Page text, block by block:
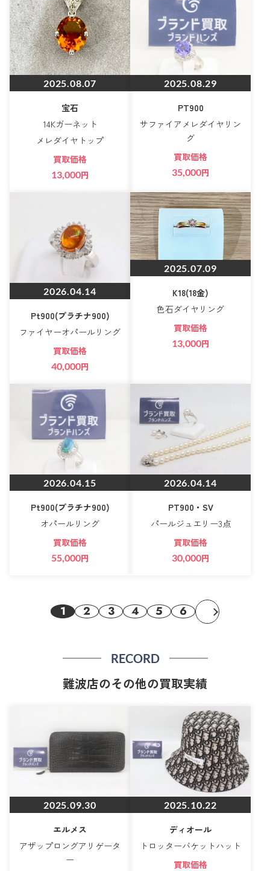
2025.08.07
宝石
14Kガーネット
メレダイヤトップ
買取価格
13,000円
2025.08.29
PT900
サファイアメレダイヤリン
グ
買取価格
35,000円
2026.04.14
Pt900(プラチナ900)
ファイヤーオパールリング
買取価格
40,000円
2025.07.09
K18(18金)
色石ダイヤリング
買取価格
13,000円
2026.04.15
Pt900(プラチナ900)
オパールリング
買取価格
55,000円
2026.04.14
PT900・SV
パールジュエリー3点
買取価格
30,000円
1 2 3 4 5 6
RECORD
難波店のその他の買取実績
2025.09.30
エルメス
アザップロングアリゲータ
ー
2025.10.22
ディオール
トロッターバケットハット
買取価格